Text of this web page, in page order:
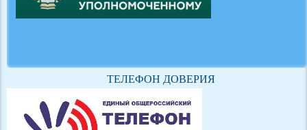
ТЕЛЕФОН ДОВЕРИЯ